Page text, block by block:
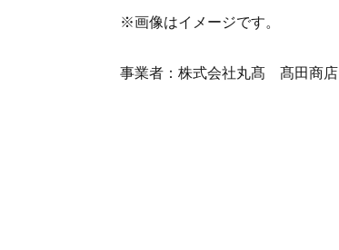
※画像はイメージです。
事業者：株式会社丸髙 髙田商店